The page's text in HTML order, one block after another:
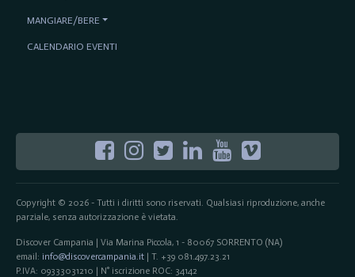
Copyright © 2026 - Tutti i diritti sono riservati. Qualsiasi riproduzione, anche
parziale, senza autorizzazione è vietata.
Discover Campania | Via Marina Piccola, 1 - 80067 SORRENTO (NA)
email: info@discovercampania.it| T. +39 081.497.23.21
P.IVA: 09333031210 | N° iscrizione ROC: 34142
MANGIARE/BERE
CALENDARIO EVENTI